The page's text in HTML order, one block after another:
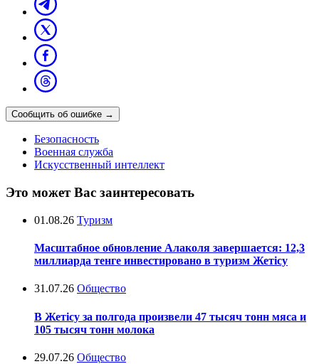
Сообщить об ошибке →
Безопасность
Военная служба
Искусственный интеллект
Это может Вас заинтересовать
01.08.26 Туризм
Масштабное обновление Алаколя завершается: 12,3
миллиарда тенге инвестировано в туризм Жетісу
31.07.26 Общество
В Жетісу за полгода произвели 47 тысяч тонн мяса и
105 тысяч тонн молока
29.07.26 Общество